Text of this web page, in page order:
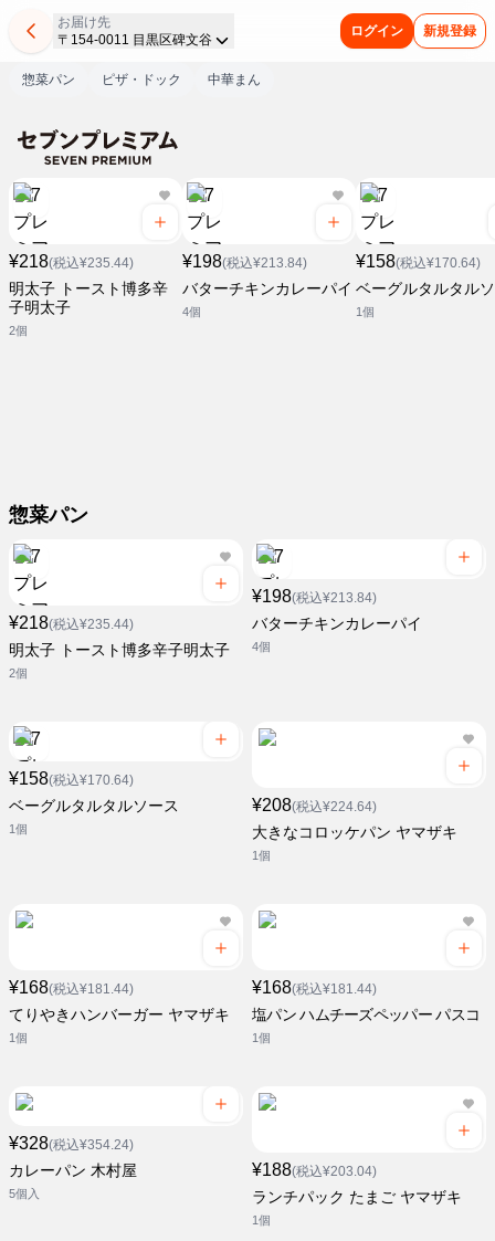
お届け先
〒154-0011 目黒区碑文谷
ログイン 新規登録
惣菜パン ピザ・ドック 中華まん
¥218(税込¥235.44)
明太子 トースト博多辛
子明太子
2個
¥198(税込¥213.84)
バターチキンカレーパイ
4個
¥158(税込¥170.64)
ベーグルタルタル
1個
惣菜パン
¥218(税込¥235.44)
明太子 トースト博多辛子明太子
2個
¥198(税込¥213.84)
バターチキンカレーパイ
4個
¥158(税込¥170.64)
ベーグルタルタルソース
1個
¥208(税込¥224.64)
大きなコロッケパン ヤマザキ
1個
¥168(税込¥181.44)
てりやきハンバーガー ヤマザキ
1個
¥168(税込¥181.44)
塩パン ハムチーズペッパー パスコ
1個
¥328(税込¥354.24)
カレーパン 木村屋
5個入
¥188(税込¥203.04)
ランチパック たまご ヤマザキ
1個